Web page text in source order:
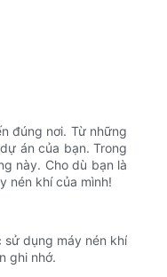
đúng nơi. Từ những
án của bạn. Trong
này. Cho dù bạn là
nén khí của mình!
dụng máy nén khí
ghi nhớ.